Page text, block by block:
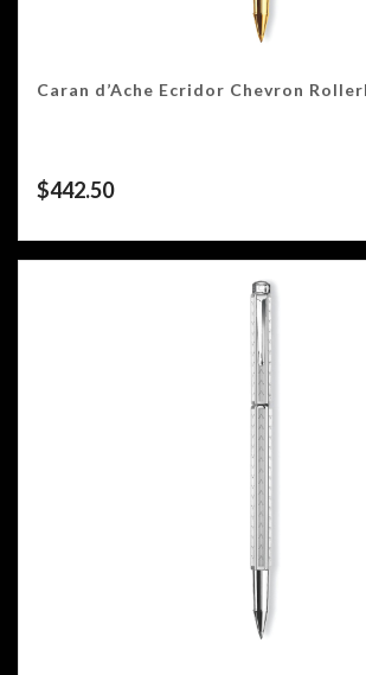
Caran d’Ache Ecridor Chevron
$442.50